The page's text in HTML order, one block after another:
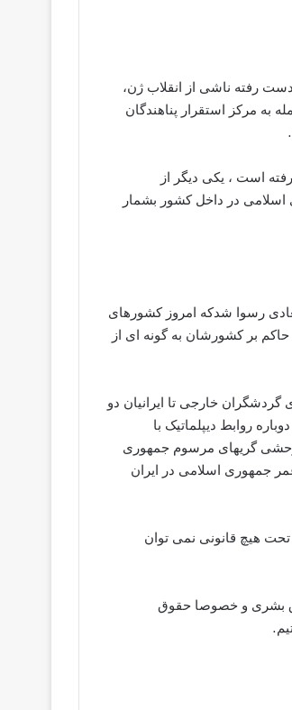
رفته ناشی از انقلاب ژن،
به مرکز استقرار پناهندگان
است ، یکی دیگر از
در داخل کشور بشمار
رسوا شدکه امروز کشورهای
بر کشورشان به گونه ای از
خارجی تا ایرانیان دو
روابط دیپلماتیک با
گریهای مرسوم جمهوری
جمهوری اسلامی در ایران
هیچ قانونی نمی توان
بشری و خصوصا حقوق